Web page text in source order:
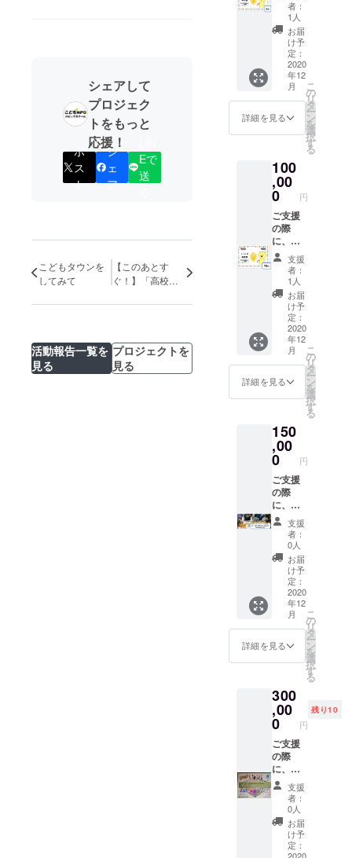
シェアして
プロジェク
トをもっと
応援！
ポ
ス
ト
シ
ェ
ア
Eで
送
こどもタウンを
してみて
【このあとす
ぐ！】「高校生
びについて聞い
セッションを配
信します！
活動報告一覧を
見る
プロジェクトを
見る
ベント
の内容
にもよ
ります
が、基
本的に
当団体
のイベ
ント参
加費は
ども
（18歳
未満・
高校生
を含
む）は
500円と
なって
いま
す。
・ 大
人向け
のイベ
ント
は、シ
ティズ
ンシッ
プ（主
SDGs・
子ども
の権利
などを
テーマ
とした
講演や
フォー
ラム形
式の
ワーク
ショッ
プ講座
となり
ます。
・ ま
たこど
も向け
のイベ
でよの
なかの
仕組み
を楽し
く学び
あう体
験イベ
ント
や、中
高生に
よる小
学生向
けの
キャラ
クター
のシー
ル 1
セット
● 当団
体主催
イベン
ト券
円） 3
新しい
古民家
に設置
予定の
「メッ
セージ
ボード
（仮）
」にお
名前や
メッ
セージ
を掲載
（希望
者） ▼
リター
ンのイ
ベント
ベント
の内容
にもよ
ります
が、基
本的に
当団体
のイベ
ント参
加費は
大人
1000
円、こ
ども
（18歳
未満・
高校生
を含
500円と
いま
す。
・ 大
人向け
のイベ
ント
は、シ
ティズ
ンシッ
プ（主
権者）
教育・
SDGs・
さまは
お名前
を備考
欄にご
記入く
ださ
い。 ▼
リター
ンにつ
いて▼
● 中高
タッフ
からの
お礼状
● こど
もタウ
ンの公
式マス
コット
キャラ
クター
のシー
ル 3
セット
● 当団
体主催
イベン
ト券
（500
円）を5
枚 ●
古民家
に設置
予定の
「メッ
セージ
ボード
（仮）
」にお
名前や
メッ
セージ
を掲載
（希望
者） ▼
リター
ンのイ
ベント
券につ
いて▼
・ イ
の内容
にもよ
ります
が、基
本的に
当団体
のイベ
ント参
加費は
大人
1000
円、こ
ども
者：
1人
お届
け予
定：
2020
年12
月
詳細を見る
こ
の
リ
タ
ー
ン
を
選
択
す
る
100
,00
0 円
ご支援
の際
に、ご
希望の
支援者
さまは
お名前
を備考
欄にご
記入く
ださ
い。 ▼
リター
ンにつ
いて▼
● 中高
タッフ
からの
お礼状
● こど
もタウ
ンの公
式マス
コット
キャラ
クター
のシー
ル 3
セット
● 当団
体主催
イベン
ト券
（500
円）を
10枚
い古民
家に設
置予定
の
「メッ
セージ
ボード
（仮）
」にお
名前や
メッ
セージ
を掲載
支援
者：
1人
お届
け予
定：
2020
年12
月
詳細を見る
こ
の
リ
タ
ー
ン
を
選
択
す
る
150
,00
0 円
ご支援
の際
に、ご
希望の
支援者
さまは
お名前
を備考
欄にご
記入く
ださ
い。 ▼
リター
ンにつ
いて▼
● 中高
タッフ
からの
お礼状
● こど
もタウ
ンの公
式マス
コット
キャラ
クター
のシー
ル 3
セット
支援
者：
0人
お届
け予
定：
2020
年12
月
詳細を見る
こ
の
リ
タ
ー
ン
を
選
択
す
る
300
,00
0 円
残り10
ご支援
の際
に、ご
希望の
支援者
さまは
お名前
を備考
欄にご
支援
者：
0人
お届
け予
定：
2020